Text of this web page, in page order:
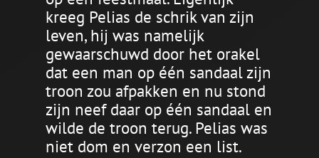
kreeg Pelias de schrik van zijn
leven, hij was namelijk
gewaarschuwd door het orakel
dat een man op één sandaal zijn
troon zou afpakken en nu stond
zijn neef daar op één sandaal en
wilde de troon terug. Pelias was
niet dom en verzon een list.